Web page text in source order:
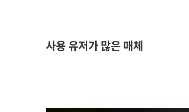
사용 유저가 많은 매체